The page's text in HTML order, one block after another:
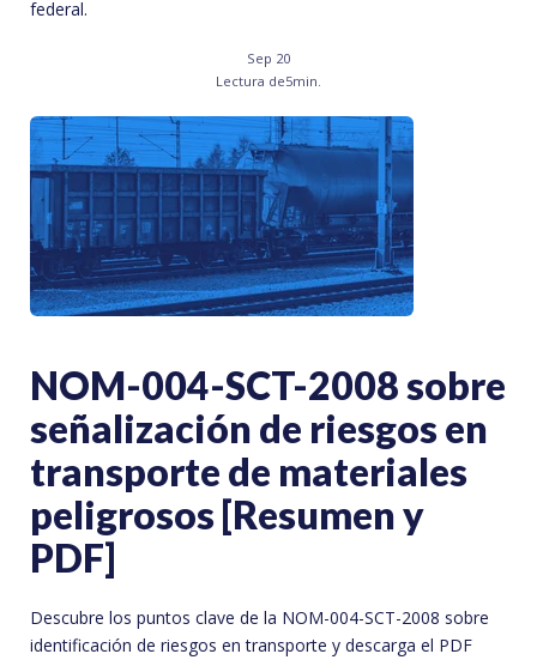
federal.
Sep 20
Lectura de5min.
NOM-004-SCT-2008 sobre
señalización de riesgos en
transporte de materiales
peligrosos [Resumen y
PDF]
Descubre los puntos clave de la NOM-004-SCT-2008 sobre
identificación de riesgos en transporte y descarga el PDF